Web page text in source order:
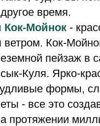
другое время.
Кок-Мойнок-
ветром. Кок-
пейзаж в
Куля. Ярко-
формы,
- все это
протяжении